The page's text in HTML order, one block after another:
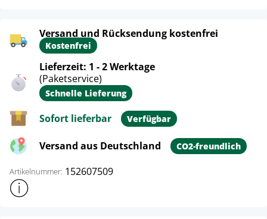
Versand und Rücksendung kostenfrei
Kostenfrei
Lieferzeit: 1 - 2 Werktage
(Paketservice)
Schnelle Lieferung
Sofort lieferbar Verfügbar
Versand aus Deutschland CO2-freundlich
Artikelnummer: 152607509
Weitere Produktinformationen anzeigen